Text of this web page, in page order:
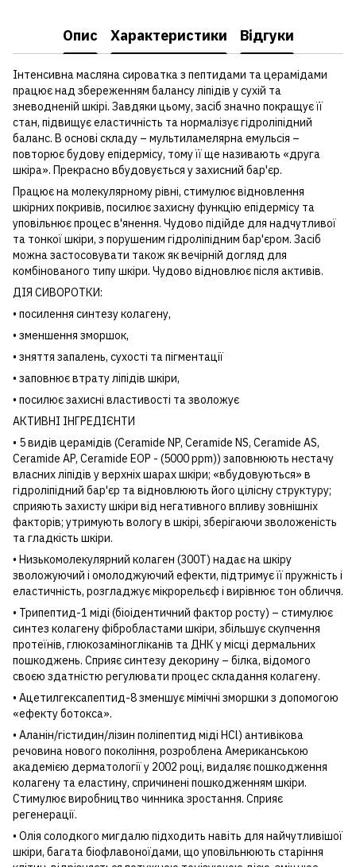
Опис Характеристики Відгуки
Інтенсивна масляна сироватка з пептидами та церамідами
працює над збереженням балансу ліпідів у сухій та
зневодненій шкірі. Завдяки цьому, засіб значно покращує її
стан, підвищує еластичність та нормалізує гідроліпідний
баланс. В основі складу – мультиламелярна емульсія –
повторює будову епідермісу, тому її ще називають «друга
шкіра». Прекрасно вбудовується у захисний бар'єр.
Працює на молекулярному рівні, стимулює відновлення
шкірних покривів, посилює захисну функцію епідермісу та
уповільнює процес в'янення. Чудово підійде для надчутливої ​​
та тонкої шкіри, з порушеним гідроліпідним бар'єром. Засіб
можна застосовувати також як вечірній догляд для
комбінованого типу шкіри. Чудово відновлює після активів.
ДІЯ СИВОРОТКИ:
• посилення синтезу колагену,
• зменшення зморшок,
• зняття запалень, сухості та пігментації
• заповнює втрату ліпідів шкіри,
• посилює захисні властивості та зволожує
АКТИВНІ ІНГРЕДІЄНТИ
• 5 видів церамідів (Ceramide NP, Ceramide NS, Ceramide AS,
Ceramide AP, Ceramide EOP - (5000 ppm)) заповнюють нестачу
власних ліпідів у верхніх шарах шкіри; «вбудовуються» в
гідроліпідний бар'єр та відновлюють його цілісну структуру;
сприяють захисту шкіри від негативного впливу зовнішніх
факторів; утримують вологу в шкірі, зберігаючи зволоженість
та гладкість шкіри.
• Низькомолекулярний колаген (300Т) надає на шкіру
зволожуючий і омолоджуючий ефекти, підтримує її пружність і
еластичність, розгладжує мікрорельєф і вирівнює тон обличчя.
• Трипептид-1 міді (біоідентичний фактор росту) – стимулює
синтез колагену фібробластами шкіри, збільшує скупчення
протеїнів, глюкозаміногліканів та ДНК у місці дермальних
пошкоджень. Сприяє синтезу декорину – білка, відомого
своєю здатністю регулювати процес складання колагену.
• Ацетилгексапептид-8 зменшує мімічні зморшки з допомогою
«ефекту ботокса».
• Аланін/гістидин/лізин поліпептид міді HCl) антивікова
речовина нового покоління, розроблена Американською
академією дерматології у 2002 році, видаляє пошкодження
колагену та еластину, спричинені пошкодженням шкіри.
Стимулює виробництво чинника зростання. Сприяє
регенерації.
• Олія солодкого мигдалю підходить навіть для найчутливішої
шкіри, багата біофлавоноїдами, що уповільнюють старіння